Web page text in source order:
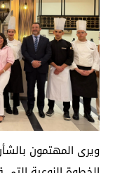
ويرى المهتمون